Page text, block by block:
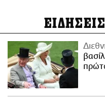
ΕΙΔΗΣΕΙΣ